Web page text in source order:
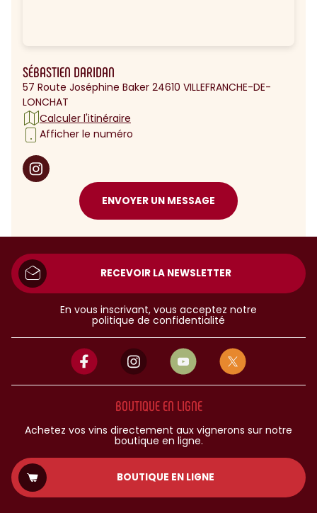
SÉBASTIEN DARIDAN
57 Route Joséphine Baker 24610 VILLEFRANCHE-DE-
LONCHAT
Calculer l'itinéraire
Afficher le numéro
ENVOYER UN MESSAGE
RECEVOIR LA NEWSLETTER
En vous inscrivant, vous acceptez notre
politique de confidentialité
BOUTIQUE EN LIGNE
Achetez vos vins directement aux vignerons sur notre
boutique en ligne.
BOUTIQUE EN LIGNE